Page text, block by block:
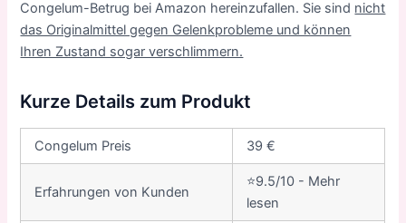
Congelum-Betrug bei Amazon hereinzufallen. Sie sind nicht
das Originalmittel gegen Gelenkprobleme und können
Ihren Zustand sogar verschlimmern.
Kurze Details zum Produkt
Congelum Preis 39 €
Erfahrungen von Kunden
⭐9.5/10 - Mehr
lesen